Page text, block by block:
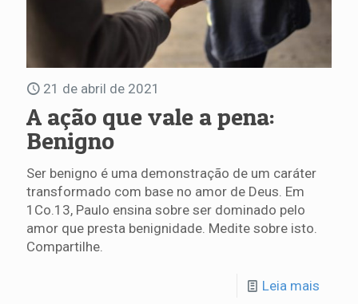
21 de abril de 2021
A ação que vale a pena:
Benigno
Ser benigno é uma demonstração de um caráter
transformado com base no amor de Deus. Em
1Co.13, Paulo ensina sobre ser dominado pelo
amor que presta benignidade. Medite sobre isto.
Compartilhe.
Leia mais